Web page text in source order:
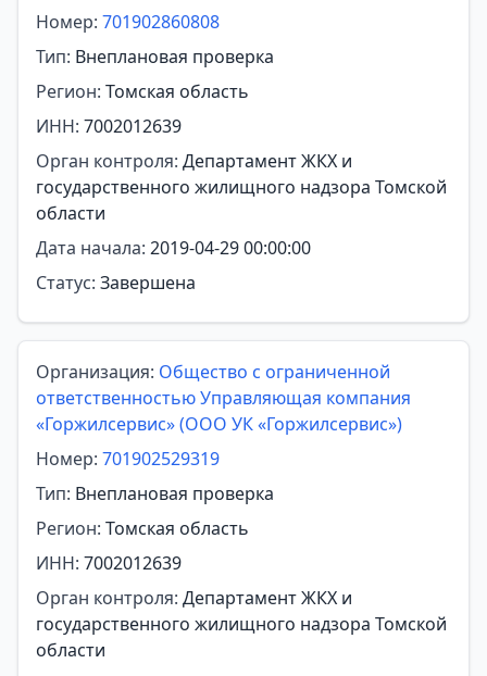
Номер: 701902860808
Тип: Внеплановая проверка
Регион: Томская область
ИНН: 7002012639
Орган контроля: Департамент ЖКХ и
государственного жилищного надзора Томской
области
Дата начала: 2019-04-29 00:00:00
Статус: Завершена
Организация: Общество с ограниченной
ответственностью Управляющая компания
«Горжилсервис» (ООО УК «Горжилсервис»)
Номер: 701902529319
Тип: Внеплановая проверка
Регион: Томская область
ИНН: 7002012639
Орган контроля: Департамент ЖКХ и
государственного жилищного надзора Томской
области